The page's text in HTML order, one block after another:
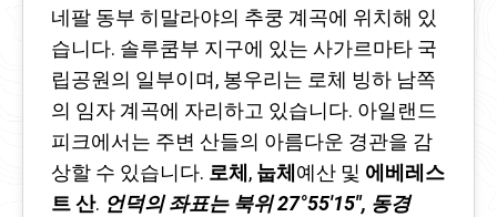
네팔 동부 히말라야의 추쿵 계곡에 위치해 있
습니다. 솔루쿰부 지구에 있는 사가르마타 국
립공원의 일부이며, 봉우리는 로체 빙하 남쪽
의 임자 계곡에 자리하고 있습니다. 아일랜드
피크에서는 주변 산들의 아름다운 경관을 감
상할 수 있습니다. 로체 , 눕체 예산 및 에베레스
트 산. 언덕의 좌표는 북위 27°55′15″, 동경